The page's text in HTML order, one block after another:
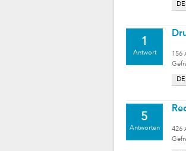
1
Antwort 156
5
Antworten 426